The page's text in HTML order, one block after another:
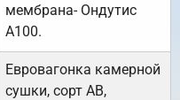
мембрана- Ондутис
А100.
Евровагонка камерной
сушки, сорт АВ,